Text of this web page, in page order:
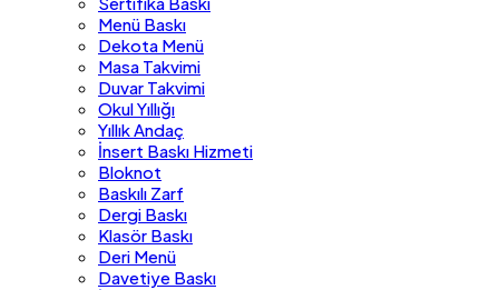
Menü Baskı
Dekota Menü
Masa Takvimi
Duvar Takvimi
Okul Yıllığı
Yıllık Andaç
İnsert Baskı Hizmeti
Bloknot
Baskılı Zarf
Dergi Baskı
Klasör Baskı
Deri Menü
Davetiye Baskı